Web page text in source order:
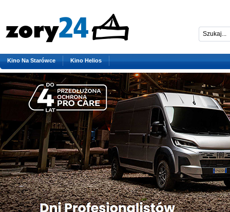
Kino Na Starówce Kino Helios